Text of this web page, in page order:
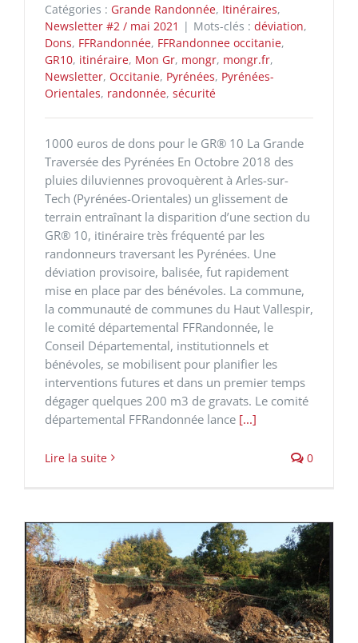
Catégories : Grande Randonnée, Itinéraires,
Newsletter #2 / mai 2021 | Mots-clés : déviation,
Dons, FFRandonnée, FFRandonnee occitanie,
GR10, itinéraire, Mon Gr, mongr, mongr.fr,
Newsletter, Occitanie, Pyrénées, Pyrénées-
Orientales, randonnée, sécurité
1000 euros de dons pour le GR® 10 La Grande
Traversée des Pyrénées En Octobre 2018 des
pluies diluviennes provoquèrent à Arles-sur-
Tech (Pyrénées-Orientales) un glissement de
terrain entraînant la disparition d’une section du
GR® 10, itinéraire très fréquenté par les
randonneurs traversant les Pyrénées. Une
déviation provisoire, balisée, fut rapidement
mise en place par des bénévoles. La commune,
la communauté de communes du Haut Vallespir,
le comité départemental FFRandonnée, le
Conseil Départemental, institutionnels et
bénévoles, se mobilisent pour planifier les
interventions futures et dans un premier temps
dégager quelques 200 m3 de gravats. Le comité
départemental FFRandonnée lance [...]
Lire la suite 0